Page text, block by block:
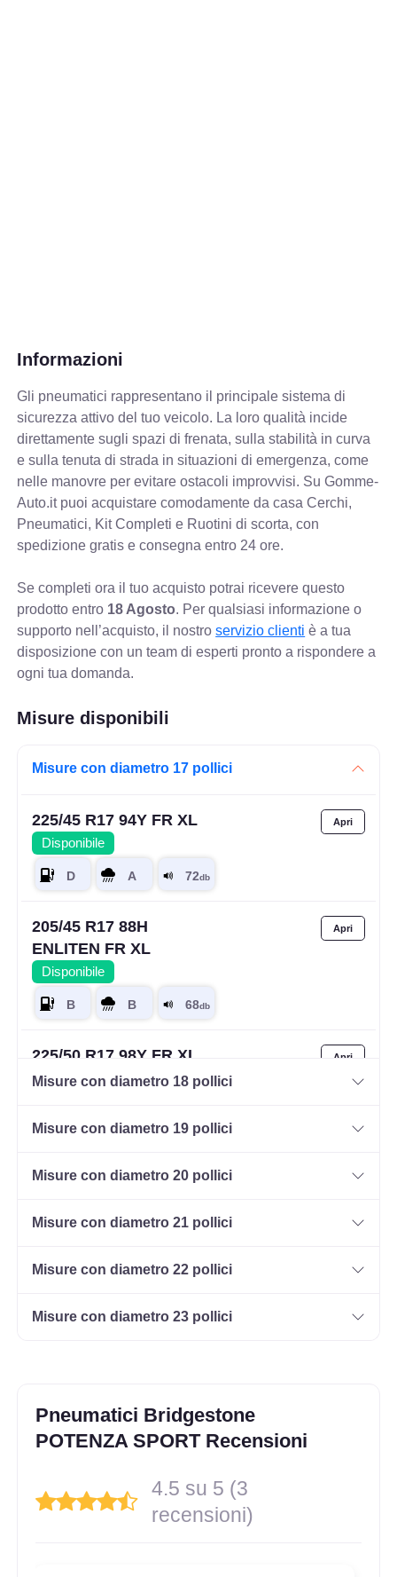
Informazioni
Gli pneumatici rappresentano il principale sistema di
sicurezza attivo del tuo veicolo. La loro qualità incide
direttamente sugli spazi di frenata, sulla stabilità in curva
e sulla tenuta di strada in situazioni di emergenza, come
nelle manovre per evitare ostacoli improvvisi. Su Gomme-
Auto.it puoi acquistare comodamente da casa Cerchi,
Pneumatici, Kit Completi e Ruotini di scorta, con
spedizione gratis e consegna entro 24 ore.
Se completi ora il tuo acquisto potrai ricevere questo
prodotto entro 18 Agosto. Per qualsiasi informazione o
supporto nell’acquisto, il nostroservizio clienti è a tua
disposizione con un team di esperti pronto a rispondere a
ogni tua domanda.
Misure disponibili
Misure con diametro 17 pollici
225/45 R17 94Y FR XL
Disponibile
205/45 R17 88H
ENLITEN FR XL
Disponibile
225/50 R17 98Y FR XL
Disponibile
Disponibile
225/55 R17 101Y XL
215/45 R17 91Y FR XL
Disponibile
Misure con diametro 18 pollici
Misure con diametro 19 pollici
Misure con diametro 20 pollici
Misure con diametro 21 pollici
Misure con diametro 22 pollici
Misure con diametro 23 pollici
Pneumatici Bridgestone
POTENZA SPORT Recensioni
4.5 su 5 (3
recensioni)